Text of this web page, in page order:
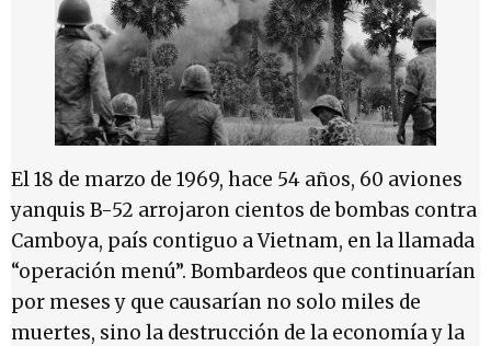
El 18 de marzo de 1969, hace 54 años, 60 aviones
yanquis B-52 arrojaron cientos de bombas contra
Camboya, país contiguo a Vietnam, en la llamada
“operación menú”. Bombardeos que continuarían
por meses y que causarían no solo miles de
muertes, sino la destrucción de la economía y la